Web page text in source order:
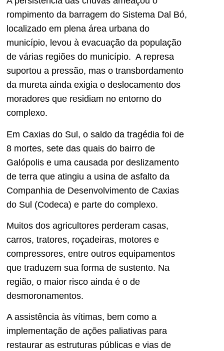
rompimento da barragem do Sistema Dal Bó,
localizado em plena área urbana do
município, levou à evacuação da população
de várias regiões do município. A represa
suportou a pressão, mas o transbordamento
da mureta ainda exigia o deslocamento dos
moradores que residiam no entorno do
complexo.
Em Caxias do Sul, o saldo da tragédia foi de
8 mortes, sete das quais do bairro de
Galópolis e uma causada por deslizamento
de terra que atingiu a usina de asfalto da
Companhia de Desenvolvimento de Caxias
do Sul (Codeca) e parte do complexo.
Muitos dos agricultores perderam casas,
carros, tratores, roçadeiras, motores e
compressores, entre outros equipamentos
que traduzem sua forma de sustento. Na
região, o maior risco ainda é o de
desmoronamentos.
A assistência às vítimas, bem como a
implementação de ações paliativas para
restaurar as estruturas públicas e vias de